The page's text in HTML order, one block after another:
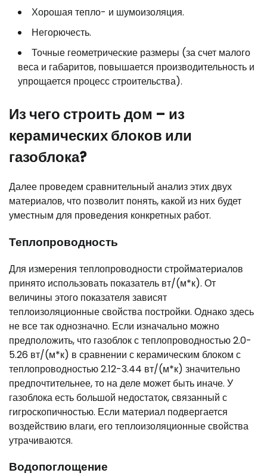
Хорошая тепло- и шумоизоляция.
Негорючесть.
Точные геометрические размеры (за счет малого
веса и габаритов, повышается производительность и
упрощается процесс строительства).
Из чего строить дом – из
керамических блоков или
газоблока?
Далее проведем сравнительный анализ этих двух
материалов, что позволит понять, какой из них будет
уместным для проведения конкретных работ.
Теплопроводность
Для измерения теплопроводности стройматериалов
принято использовать показатель вт/(м*к). От
величины этого показателя зависят
теплоизоляционные свойства постройки. Однако здесь
не все так однозначно. Если изначально можно
предположить, что газоблок с теплопроводностью 2.0-
5.26 вт/(м*к) в сравнении с керамическим блоком с
теплопроводностью 2.12-3.44 вт/(м*к) значительно
предпочтительнее, то на деле может быть иначе. У
газоблока есть большой недостаток, связанный с
гигроскопичностью. Если материал подвергается
воздействию влаги, его теплоизоляционные свойства
утрачиваются.
Водопоглощение